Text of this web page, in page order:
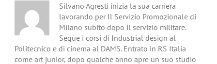
Silvano Agresti inizia la sua carriera
lavorando per Il Servizio Promozionale di
Milano subito dopo il servizio militare.
Segue i corsi di Industrial design al
Politecnico e di cinema al DAMS. Entrato in RS Italia
come art junior, dopo qualche anno apre un suo studio